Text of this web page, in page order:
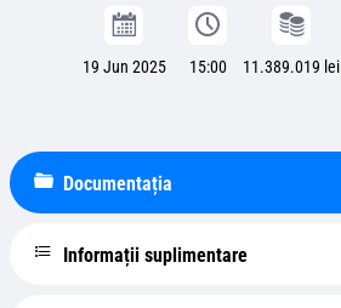
19 Jun 2025 15:00 11.389.019 lei
Documentația
Informații suplimentare